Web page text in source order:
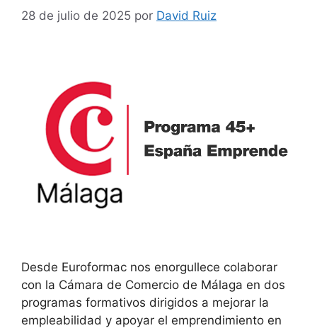
28 de julio de 2025 por David Ruiz
Desde Euroformac nos enorgullece colaborar
con la Cámara de Comercio de Málaga en dos
programas formativos dirigidos a mejorar la
empleabilidad y apoyar el emprendimiento en